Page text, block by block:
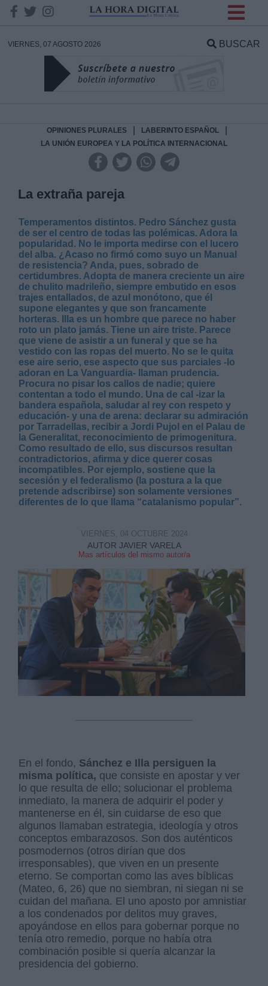
VIERNES, 07 AGOSTO 2026 BUSCAR
OPINIONES PLURALES LABERINTO ESPAÑOL
LA UNIÓN EUROPEA Y LA POLÍTICA INTERNACIONAL
La extraña pareja
Temperamentos distintos. Pedro Sánchez gusta
de ser el centro de todas las polémicas. Adora la
popularidad. No le importa medirse con el lucero
del alba. ¿Acaso no firmó como suyo un Manual
de resistencia? Anda, pues, sobrado de
certidumbres. Adopta de manera creciente un aire
de chulito madrileño, siempre embutido en esos
trajes entallados, de azul monótono, que él
supone elegantes y que son francamente
horteras. Illa es un hombre que parece no haber
roto un plato jamás. Tiene un aire triste. Parece
que viene de asistir a un funeral y que se ha
vestido con las ropas del muerto. No se le quita
ese aire serio, ese aspecto que sus parciales -lo
adoran en La Vanguardia- llaman prudencia.
Procura no pisar los callos de nadie; quiere
contentan a todo el mundo. Una de cal -izar la
bandera española, saludar al rey con respeto y
educación- y una de arena: declarar su admiración
por Tarradellas, recibir a Jordi Pujol en el Palau de
la Generalitat, reconocimiento de primogenitura.
Como resultado de ello, sus discursos resultan
contradictorios, afirma y dice querer cosas
incompatibles. Por ejemplo, sostiene que la
secesión y el federalismo (la postura a la que
pretende adscribirse) son solamente versiones
diferentes de lo que llama “catalanismo popular”.
AUTOR JAVIER VARELA
Mas artículos del mismo autor/a
VIERNES, 04 OCTUBRE 2024
En el fondo, Sánchez e Illa persiguen la
misma política, que consiste en apostar y ver
lo que resulta de ello; solucionar el problema
inmediato, la manera de adquirir el poder y
mantenerse en él, sin cuidarse de eso que
algunos llamaban estrategia, ideología y otros
conceptos embarazosos. Son dos auténticos
posmodernos (otros dirían que dos
irresponsables), que viven en un presente
eterno. Se comportan como las aves bíblicas
(Mateo, 6, 26) que no siembran, ni siegan ni se
cuidan del mañana. El uno aposto por amnistiar
a los condenados por delitos muy graves,
apoyándose en ellos para gobernar porque no
tenía otro remedio, porque no había otra
combinación posible si quería alcanzar la
presidencia del gobierno.
DATOS
Responsable:
Legitimación:
Destinatarios:
Derechos:
link
Información adicional
link